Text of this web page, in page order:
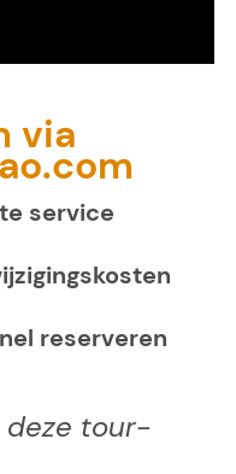
via
service
reserveren
deze tour-